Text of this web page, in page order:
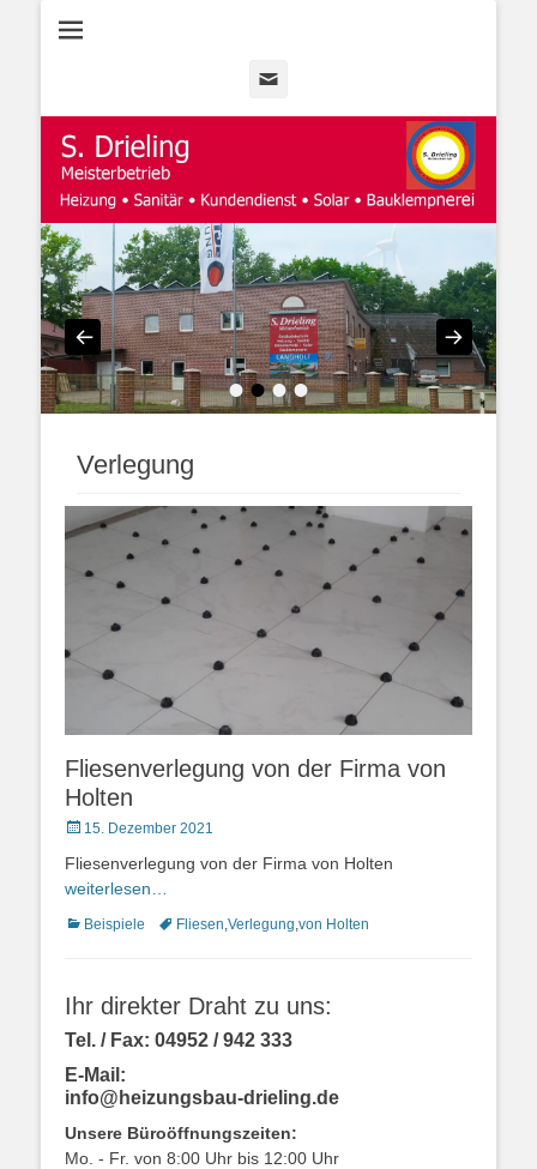
••••
Verlegung
Fliesenverlegung von der Firma von
Holten
Veröffentlicht
15. Dezember 2021
Fliesenverlegung von der Firma von Holten
weiterlesen…
Kategorien
Beispiele Schlagworte
Fliesen Verlegung von Holten
Ihr direkter Draht zu uns:
Tel. / Fax: 04952 / 942 333
E-Mail:
info@heizungsbau-drieling.de
Unsere Büroöffnungszeiten:
Mo. - Fr. von 8:00 Uhr bis 12:00 Uhr